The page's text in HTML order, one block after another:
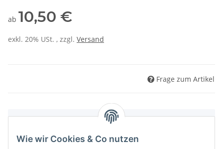
Wie wir Cookies & Co nutzen
ab 10,50 €
exkl. 20% USt. , zzgl. Versand
Frage zum Artikel
Dieser Artikel hat Variationen. Wählen Sie bitte die